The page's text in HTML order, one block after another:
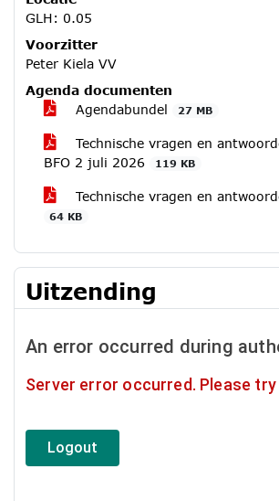
GLH: 0.05
Voorzitter
Peter Kiela VV
Agenda documenten
Agendabundel
27 MB
Technische vragen en
BFO 2 juli 2026
119 KB
Technische vragen en
64 KB
Uitzending